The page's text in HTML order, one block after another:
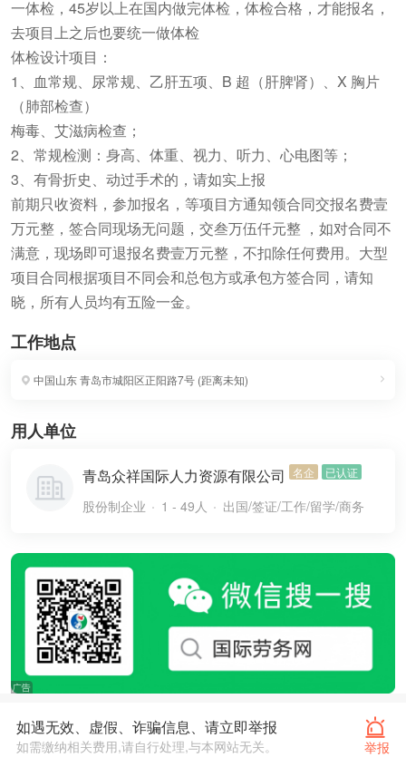
一体检，45岁以上在国内做完体检，体检合格，才能报名，
去项目上之后也要统一做体检
体检设计项目：
1、血常规、尿常规、乙肝五项、B 超（肝脾肾）、X 胸片
（肺部检查）
梅毒、艾滋病检查；
2、常规检测：身高、体重、视力、听力、心电图等；
3、有骨折史、动过手术的，请如实上报
前期只收资料，参加报名，等项目方通知领合同交报名费壹
万元整，签合同现场无问题，交叁万伍仟元整 ，如对合同不
满意，现场即可退报名费壹万元整，不扣除任何费用。大型
项目合同根据项目不同会和总包方或承包方签合同，请知
晓，所有人员均有五险一金。
工作地点
中国山东青岛市城阳区正阳路7号 (距离未知)
用人单位
青岛众祥国际人力资源有限公司 名企 已认证
股份制企业 1 - 49人 出国/签证/工作/留学/商务
举报
如遇无效、虚假、诈骗信息、请立即举报
如需缴纳相关费用,请自行处理,与本网站无关。